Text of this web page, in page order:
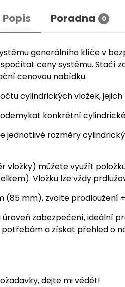
Popis Poradna 0
generálního klíče v
ceny systému. Stačí
cenovou nabídku.
cylindrických vložek,
konkrétní
jednotlivé rozměry
můžete využít
Vložku lze vždy
(85 mm), zvolte prodloužení
zabezpečení, ideální
a získat přehled o
dejte mi vědět!